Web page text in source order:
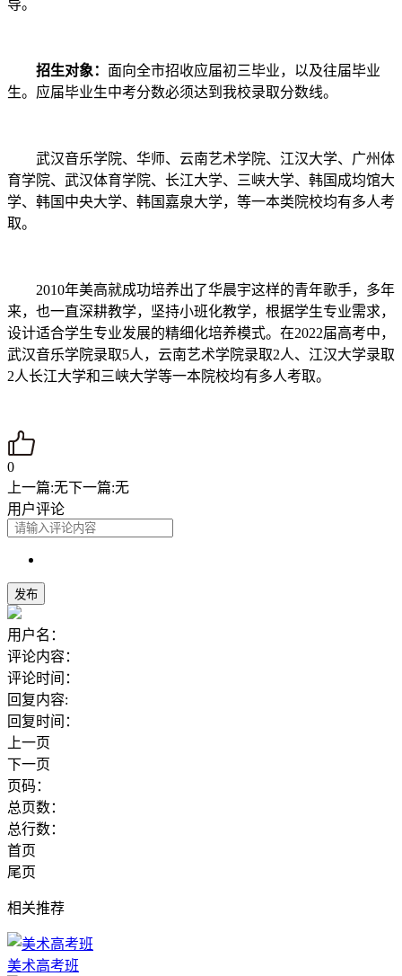
导。
招生对象： 面向全市招收应届初三毕业，以及往届毕业
生。应届毕业生中考分数必须达到我校录取分数线。
武汉音乐学院、华师、云南艺术学院、江汉大学、广州体
育学院、武汉体育学院、长江大学、三峡大学、韩国成均馆大
学、韩国中央大学、韩国嘉泉大学，等一本类院校均有多人考
取。
2010年美高就成功培养出了华晨宇这样的青年歌手，多年
来，也一直深耕教学，坚持小班化教学，根据学生专业需求，
设计适合学生专业发展的精细化培养模式。在2022届高考中，
武汉音乐学院录取5人，云南艺术学院录取2人、江汉大学录取
2人长江大学和三峡大学等一本院校均有多人考取。
0
上一篇:无下一篇:无
用户评论
用户名：
评论内容：
评论时间：
回复内容:
回复时间：
上一页
下一页
页码：
总页数：
总行数：
首页
尾页
相关推荐
美术高考班